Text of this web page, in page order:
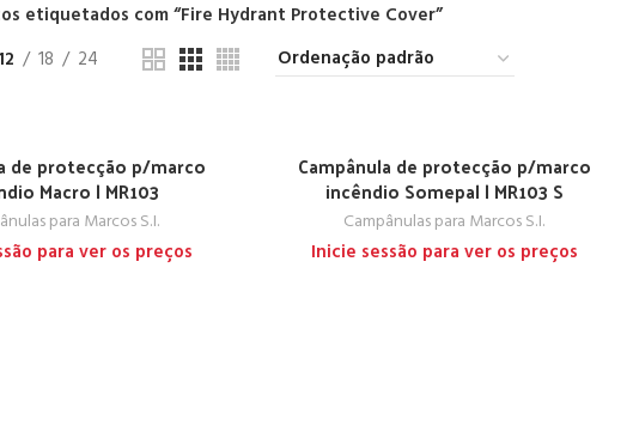
etiquetados com “Fire Hydrant Protective Cover”
18 24
de protecção p/marco
Macro | MR103
para Marcos S.I.
para ver os preços
Campânula de protecção p/marco
incêndio Somepal | MR103 S
Campânulas para Marcos S.I.
Inicie sessão para ver os preços